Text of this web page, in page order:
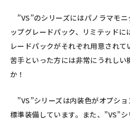
”VS”のシリーズにはパノラマモ
ップグレードパック、リミテッド
レードパックがそれぞれ用意され
苦手といった方には非常にうれしい
か！
”VS”シリーズは内装色がオプシ
標準装備しています。また、”VS”